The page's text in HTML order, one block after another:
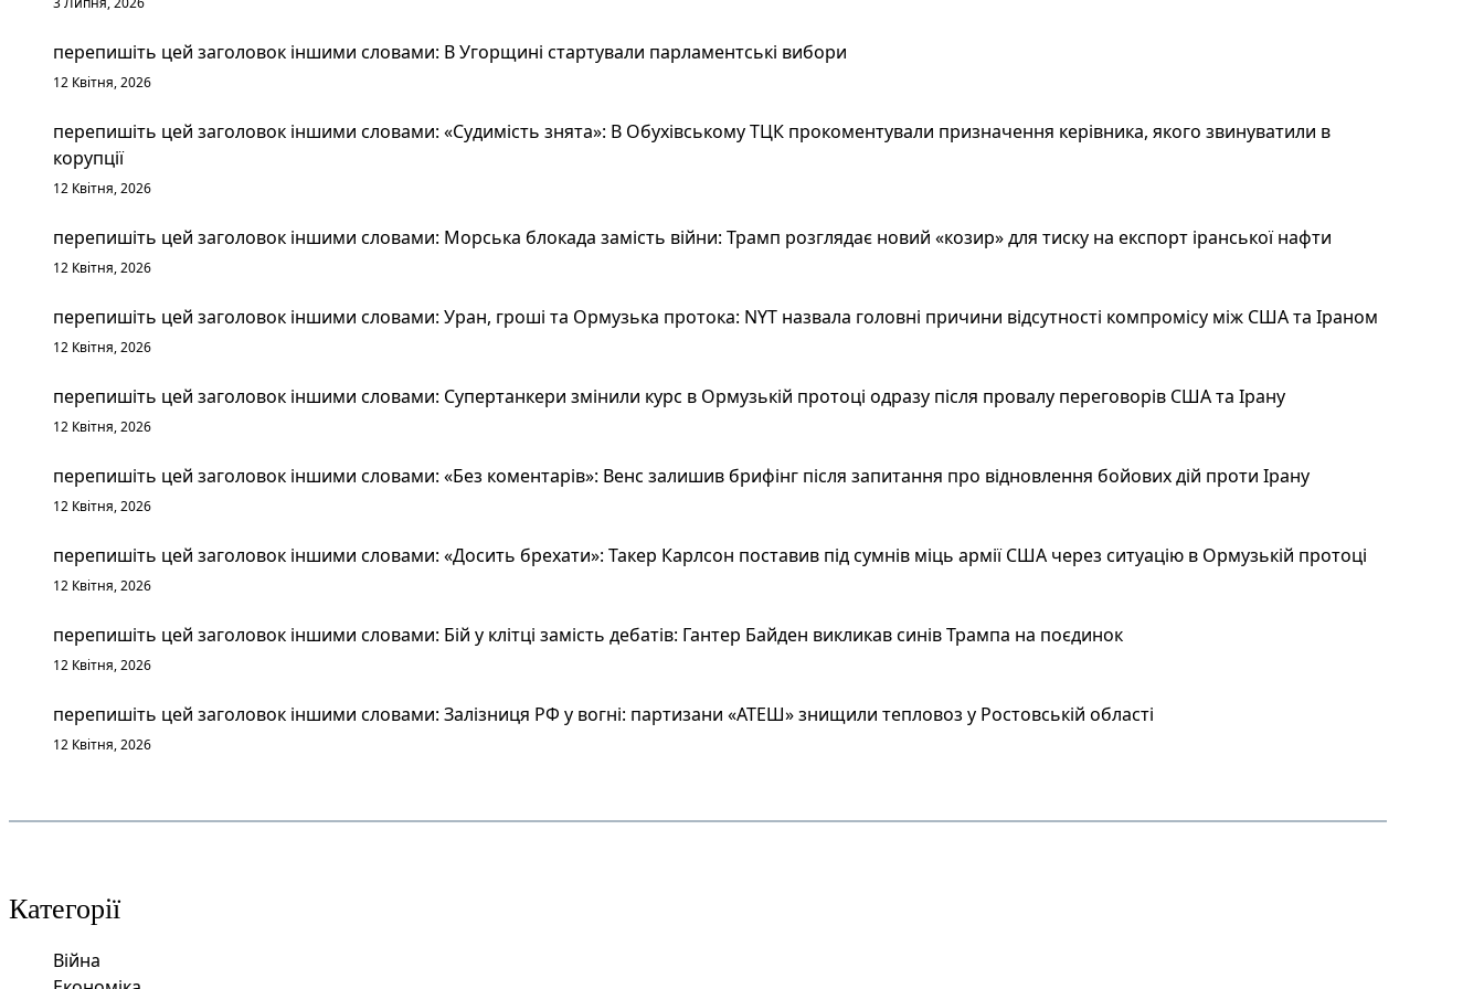
перепишіть цей заголовок іншими словами: В Угорщині стартували парламентські вибори
12 Квітня, 2026
перепишіть цей заголовок іншими словами: «Судимість знята»: В Обухівському ТЦК прокоментували призначення керівника, якого звинуватили в
корупції
12 Квітня, 2026
перепишіть цей заголовок іншими словами: Морська блокада замість війни: Трамп розглядає новий «козир» для тиску на експорт іранської нафти
12 Квітня, 2026
перепишіть цей заголовок іншими словами: Уран, гроші та Ормузька протока: NYT назвала головні причини відсутності компромісу між США та Іраном
12 Квітня, 2026
перепишіть цей заголовок іншими словами: Супертанкери змінили курс в Ормузькій протоці одразу після провалу переговорів США та Ірану
12 Квітня, 2026
перепишіть цей заголовок іншими словами: «Без коментарів»: Венс залишив брифінг після запитання про відновлення бойових дій проти Ірану
12 Квітня, 2026
перепишіть цей заголовок іншими словами: «Досить брехати»: Такер Карлсон поставив під сумнів міць армії США через ситуацію в Ормузькій протоці
12 Квітня, 2026
перепишіть цей заголовок іншими словами: Бій у клітці замість дебатів: Гантер Байден викликав синів Трампа на поєдинок
12 Квітня, 2026
перепишіть цей заголовок іншими словами: Залізниця РФ у вогні: партизани «АТЕШ» знищили тепловоз у Ростовській області
12 Квітня, 2026
Категорії
Війна